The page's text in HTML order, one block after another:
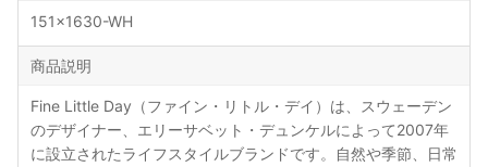
151x1630-WH
商品説明
Fine Little Day（ファイン・リトル・デイ）は、スウェーデン
のデザイナー、エリーサベット・デュンケルによって2007年
に設立されたライフスタイルブランドです。自然や季節、日常